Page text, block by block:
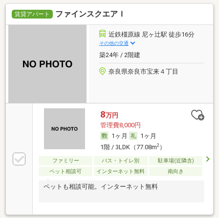
賃貸アパート ファインスクエアＩ
近鉄橿原線 尼ヶ辻駅 徒歩16分
その他の交通
築24年 / 2階建
奈良県奈良市宝来４丁目
8万円
管理費8,000円
1ヶ月
1ヶ月
1階 / 3LDK（77.08m2）
ファミリー バス・トイレ別
駐車場(近隣含)
ペット相談可
インターネット無料 南向き
ペットも相談可能。インターネット無料